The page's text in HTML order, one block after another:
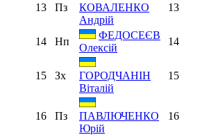
13 Пз
КОВАЛЕНКО
Андрій
13
14 Нп
ФЕДОСЕЄВ
Олексій
14
15 Зх
ГОРОДЧАНІН
Віталій
15
16 Пз
ПАВЛЮЧЕНКО
Юрій
16